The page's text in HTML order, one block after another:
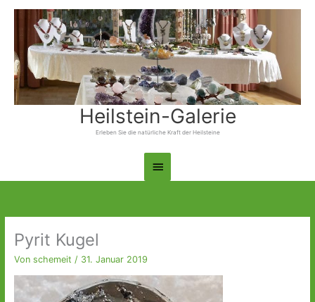
Zum
springen
Heilstein-Galerie
Erleben Sie die natürliche Kraft der Heilsteine
Hauptmenü
Pyrit Kugel
Von schemeit / 31. Januar 2019